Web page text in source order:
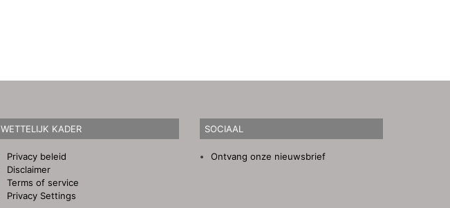
WETTELIJK KADER
Privacy beleid
Disclaimer
Terms of service
Privacy Settings
SOCIAAL
Ontvang onze nieuwsbrief